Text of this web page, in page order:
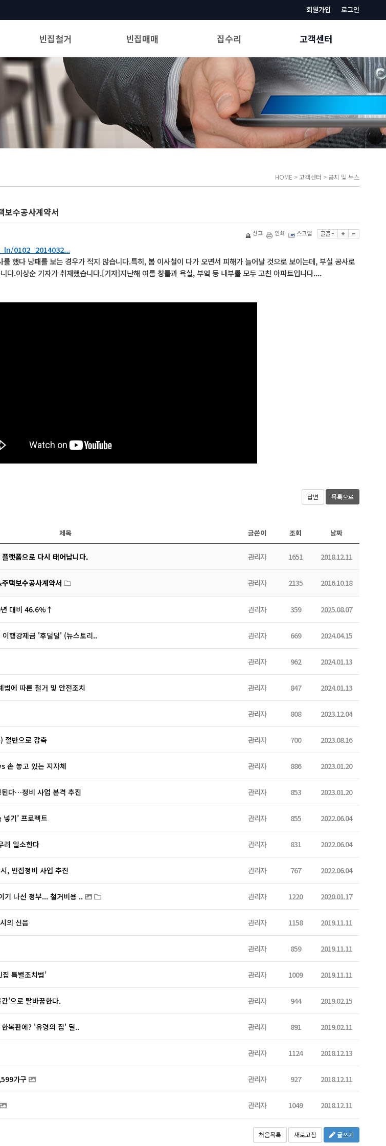
회원가입 로그인
빈집철거
신청하기
서비스 및 요금안내
철거보고
빈집매매
빈집거래
집수리
가까운 업체찾기
집수리상식
고객센터
공지 및 뉴스
빈집법률 및 정보
업체입점신청
HOME >고객센터 > 공지 및 뉴스
보수공사계약서
신고 인쇄 스크랩
0102_2014032...
했다 낭패를 보는 경우가 적지 않습니다.특히, 봄 이사철이 다가 오면서 피해가 늘어날 것으로 보이는데, 부실 공사로
다.이상순 기자가 취재했습니다.[기자]지난해 여름 창틀과 욕실, 부엌 등 내부를 모두 고친 아파트입니다....
답변
목록으로
제목 글쓴이 조회 날짜
랫폼으로 다시 태어납니다. 관리자 1651 2018.12.11
택보수공사계약서 관리자 2135 2016.10.18
대비 46.6%↑ 관리자 359 2025.08.07
행강제금 '후덜덜' (뉴스토리.. 관리자 669 2024.04.15
관리자 962 2024.01.13
법에 따른 철거 및 안전조치 관리자 847 2024.01.13
관리자 808 2023.12.04
절반으로 감축 관리자 700 2023.08.16
손 놓고 있는 지자체 관리자 886 2023.01.20
다…정비 사업 본격 추진 관리자 853 2023.01.20
기’ 프로젝트 관리자 855 2022.06.04
려 일소한다 관리자 831 2022.06.04
, 빈집정비 사업 추진 관리자 767 2022.06.04
기 나선 정부... 철거비용 .. 관리자 1220 2020.01.17
의 신음 관리자 1158 2019.11.11
관리자 859 2019.11.11
특별조치법’ 관리자 1009 2019.11.11
'으로 탈바꿈한다. 관리자 944 2019.02.15
복판에? '유령의 집' 딜.. 관리자 891 2019.02.11
관리자 1124 2018.12.13
가구 관리자 927 2018.12.11
관리자 1049 2018.12.11
처음목록 새로고침 글쓰기